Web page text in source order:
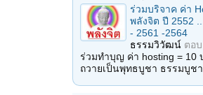
ร่วมบริจาค ค่า
พลังจิต ปี 2552
- 2561 -2564
ธรรมวิวัฒน์ ตอบ
ร่วมทำบุญ ค่า hosting = 10
ถวายเป็นพุทธบูชา ธรรมบูช